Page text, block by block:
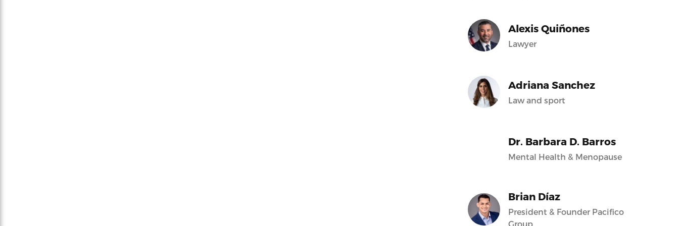
Alexis Quiñones
Lawyer
Adriana Sanchez
Law and sport
Dr. Barbara D. Barros
Mental Health & Menopause
Brian Díaz
President & Founder Pacifico
Group